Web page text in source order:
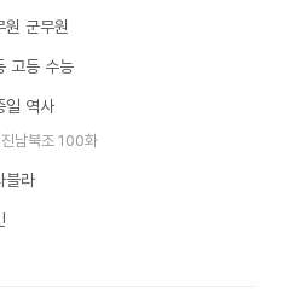
원 군무원
고등 수능
일 역사
남북조 100화
블라